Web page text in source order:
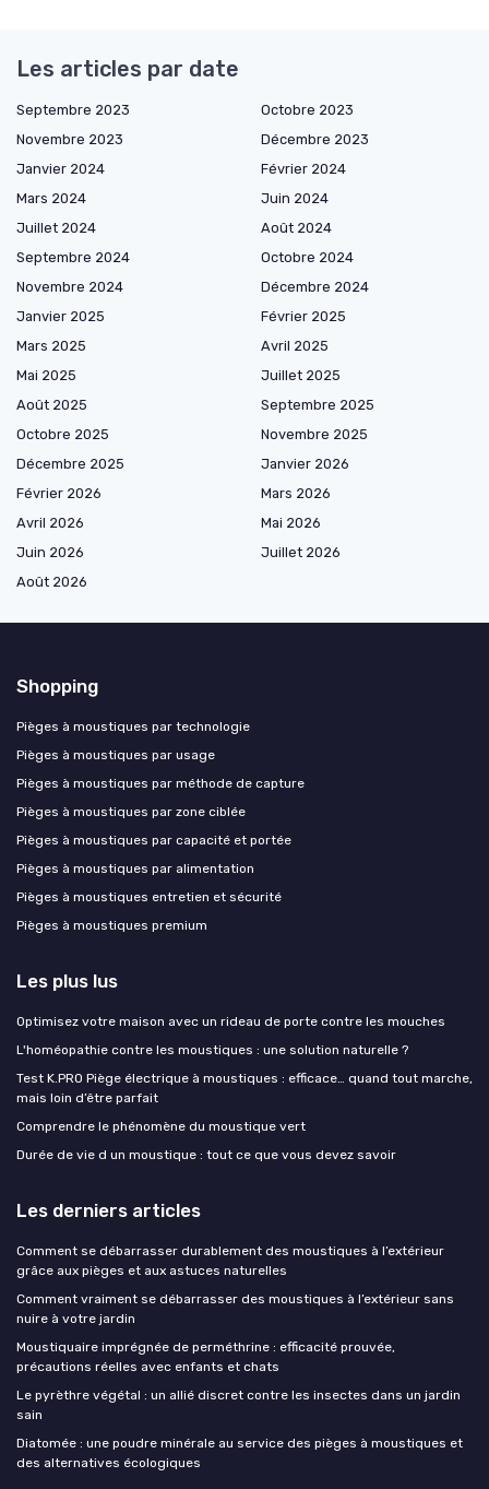
Les articles par date
Septembre 2023
Octobre 2023
Novembre 2023
Décembre 2023
Janvier 2024
Février 2024
Mars 2024
Juin 2024
Juillet 2024
Août 2024
Septembre 2024
Octobre 2024
Novembre 2024
Décembre 2024
Janvier 2025
Février 2025
Mars 2025
Avril 2025
Mai 2025
Juillet 2025
Août 2025
Septembre 2025
Octobre 2025
Novembre 2025
Décembre 2025
Janvier 2026
Février 2026
Mars 2026
Avril 2026
Mai 2026
Juin 2026
Juillet 2026
Août 2026
Shopping
Pièges à moustiques par technologie
Pièges à moustiques par usage
Pièges à moustiques par méthode de capture
Pièges à moustiques par zone ciblée
Pièges à moustiques par capacité et portée
Pièges à moustiques par alimentation
Pièges à moustiques entretien et sécurité
Pièges à moustiques premium
Les plus lus
Optimisez votre maison avec un rideau de porte contre les mouches
L'homéopathie contre les moustiques : une solution naturelle ?
Test K.PRO Piège électrique à moustiques : efficace… quand tout marche,
mais loin d’être parfait
Comprendre le phénomène du moustique vert
Durée de vie d un moustique : tout ce que vous devez savoir
Les derniers articles
Comment se débarrasser durablement des moustiques à l’extérieur
grâce aux pièges et aux astuces naturelles
Comment vraiment se débarrasser des moustiques à l’extérieur sans
nuire à votre jardin
Moustiquaire imprégnée de perméthrine : efficacité prouvée,
précautions réelles avec enfants et chats
Le pyrèthre végétal : un allié discret contre les insectes dans un jardin
sain
Diatomée : une poudre minérale au service des pièges à moustiques et
des alternatives écologiques